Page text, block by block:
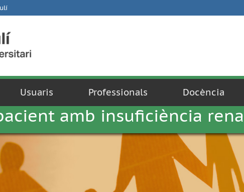
Usuaris Professionals Docència
amb insuficiència